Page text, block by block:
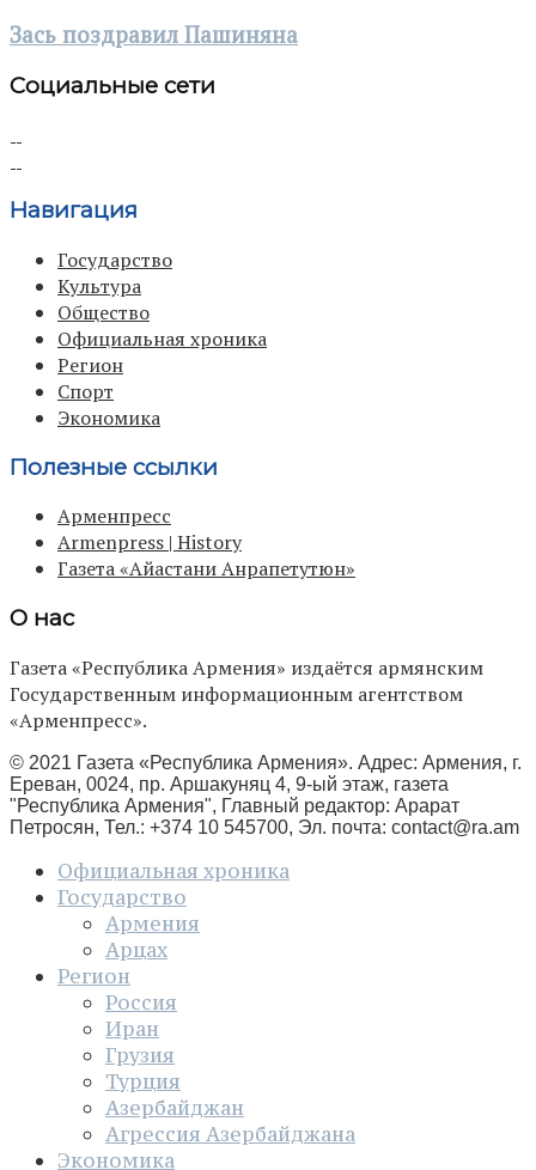
Зась поздравил Пашиняна
Социальные сети
Навигация
Государство
Культура
Общество
Официальная хроника
Регион
Спорт
Экономика
Полезные ссылки
Арменпресс
Armenpress | History
Газета «Айастани Анрапетутюн»
О нас
Газета «Республика Армения» издаётся армянским
Государственным информационным агентством
«Арменпресс».
© 2021 Газета «Республика Армения». Адрес: Армения, г.
Ереван, 0024, пр. Аршакуняц 4, 9-ый этаж, газета
"Республика Армения", Главный редактор: Арарат
Петросян, Тел.: +374 10 545700, Эл. почта: contact@ra.am
Официальная хроника
Государство
Армения
Арцах
Регион
Россия
Иран
Грузия
Турция
Азербайджан
Агрессия Азербайджана
Экономика